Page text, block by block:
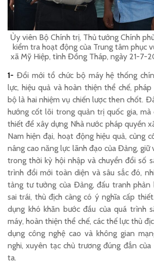
Ủy viên Bộ Chính trị, Thủ tướng Chính
kiểm tra hoạt động của Trung tâm phục
xã Mỹ Hiệp, tỉnh Đồng Tháp, ngày 21-7-
1- Đổi mới tổ chức bộ máy hệ thống
lực, hiệu quả và hoàn thiện thể chế,
bộ là hai nhiệm vụ chiến lược then chốt.
hướng cốt lõi trong quản trị quốc gia, mà
thiết để xây dựng Nhà nước pháp quyền
Nam hiện đại, hoạt động hiệu quả, củng
nâng cao năng lực lãnh đạo của Đảng, giữ
trong thời kỳ hội nhập và chuyển đổi số
trình đổi mới toàn diện và sâu sắc đó,
tảng tư tưởng của Đảng, đấu tranh phản
sai trái, thù địch càng có ý nghĩa cấp
dụng khó khăn bước đầu của quá trình
máy, hoàn thiện thể chế, các thế lực thù
dụng công nghệ cao và không gian
nghi, xuyên tạc chủ trương đúng đắn
ta.